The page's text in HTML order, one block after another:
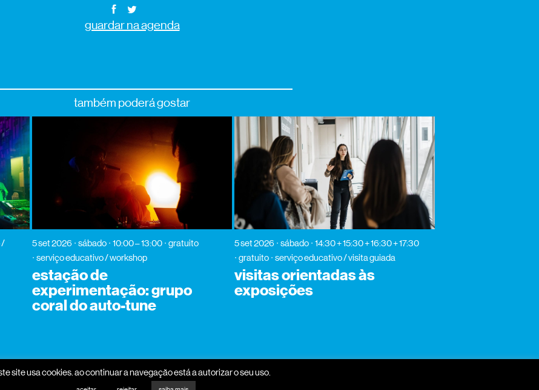
guardar na agenda
também poderá gostar
/
5 set 2026 sábado 10:00 – 13:00
gratuito
serviço educativo / workshop
estação de
experimentação: grupo
coral do auto-tune
5 set 2026 sábado
14:30 + 15:30 + 16:30 + 17:30
gratuito
serviço educativo / visita guiada
visitas orientadas às
exposições
site usa cookies. ao continuar a navegação está a autorizar o seu uso.